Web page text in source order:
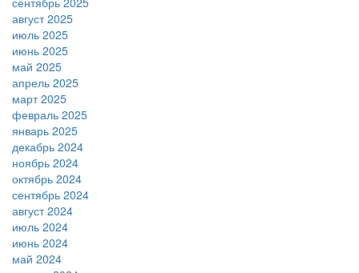
август 2025
июль 2025
июнь 2025
май 2025
апрель 2025
март 2025
февраль 2025
январь 2025
декабрь 2024
ноябрь 2024
октябрь 2024
сентябрь 2024
август 2024
июль 2024
июнь 2024
май 2024